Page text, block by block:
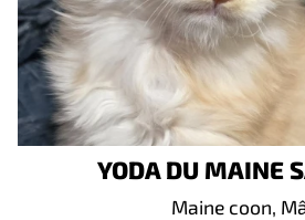
YODA DU MAINE
Maine coon,